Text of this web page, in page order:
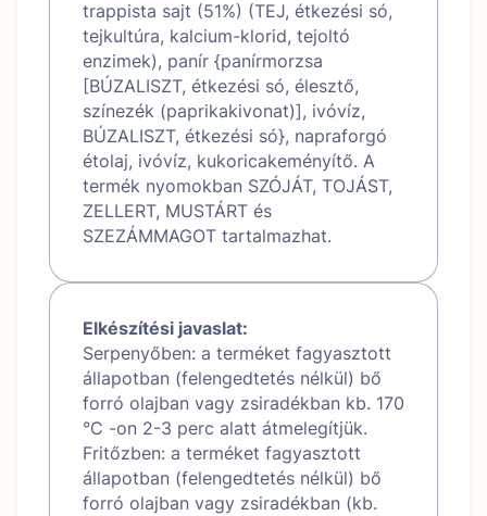
trappista sajt (51%) (TEJ, étkezési só,
tejkultúra, kalcium-klorid, tejoltó
enzimek), panír {panírmorzsa
[BÚZALISZT, étkezési só, élesztő,
színezék (paprikakivonat)], ivóvíz,
BÚZALISZT, étkezési só}, napraforgó
étolaj, ivóvíz, kukoricakeményítő. A
termék nyomokban SZÓJÁT, TOJÁST,
ZELLERT, MUSTÁRT és
SZEZÁMMAGOT tartalmazhat.
Elkészítési javaslat:
Serpenyőben: a terméket fagyasztott
állapotban (felengedtetés nélkül) bő
forró olajban vagy zsiradékban kb. 170
°C -on 2-3 perc alatt átmelegítjük.
Fritőzben: a terméket fagyasztott
állapotban (felengedtetés nélkül) bő
forró olajban vagy zsiradékban (kb.